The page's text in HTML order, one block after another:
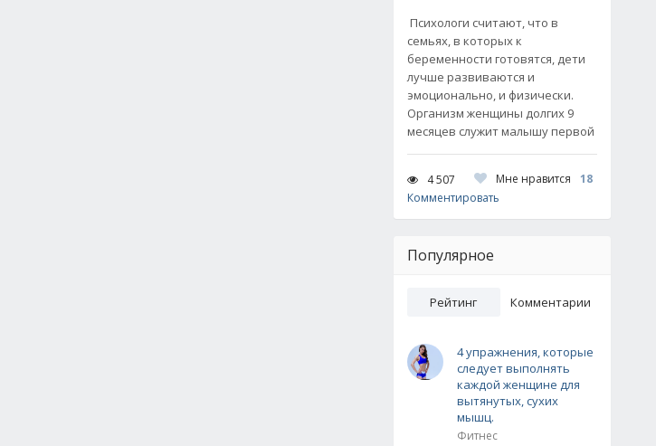
Психологи считают, что в
семьях, в которых к
беременности готовятся, дети
лучше развиваются и
эмоционально, и физически.
Организм женщины долгих 9
месяцев служит малышу первой
4 507 Мне нравится
18
Комментировать
Популярное
Рейтинг Комментарии
4 упражнения, которые
следует выполнять
каждой женщине для
вытянутых, сухих
мышц.
Фитнес